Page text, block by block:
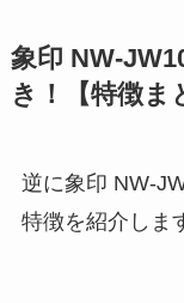
象印 NW-
き！【特徴ま
逆に象印 NW-
特徴を紹介しま